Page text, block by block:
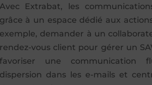
Extrabat, les
à un espace dédié aux
demander à un
vous client pour gérer un
une communication
dans les e-mails et